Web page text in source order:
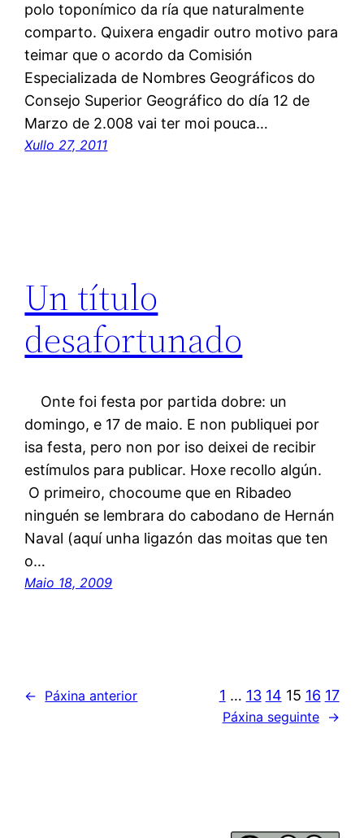
polo toponímico da ría que naturalmente
comparto. Quixera engadir outro motivo para
teimar que o acordo da Comisión
Especializada de Nombres Geográficos do
Consejo Superior Geográfico do día 12 de
Marzo de 2.008 vai ter moi pouca…
Xullo 27, 2011
Un título
desafortunado
Onte foi festa por partida dobre: un
domingo, e 17 de maio. E non publiquei por
isa festa, pero non por iso deixei de recibir
estímulos para publicar. Hoxe recollo algún.
O primeiro, chocoume que en Ribadeo
ninguén se lembrara do cabodano de Hernán
Naval (aquí unha ligazón das moitas que ten
o…
Maio 18, 2009
← Páxina anterior 1 … 13 14 15 16 17
Páxina seguinte →